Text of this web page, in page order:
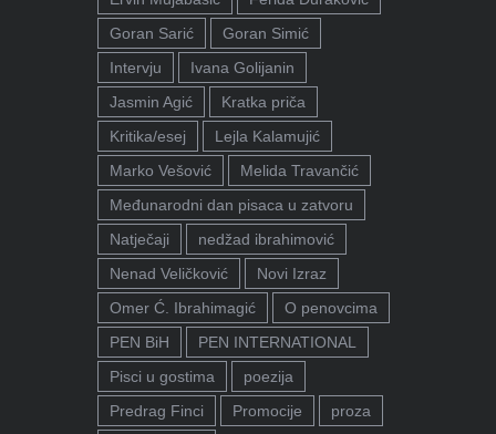
Goran Sarić
Goran Simić
Intervju
Ivana Golijanin
Jasmin Agić
Kratka priča
Kritika/esej
Lejla Kalamujić
Marko Vešović
Melida Travančić
Međunarodni dan pisaca u zatvoru
Natječaji
nedžad ibrahimović
Nenad Veličković
Novi Izraz
Omer Ć. Ibrahimagić
O penovcima
PEN BiH
PEN INTERNATIONAL
Pisci u gostima
poezija
Predrag Finci
Promocije
proza